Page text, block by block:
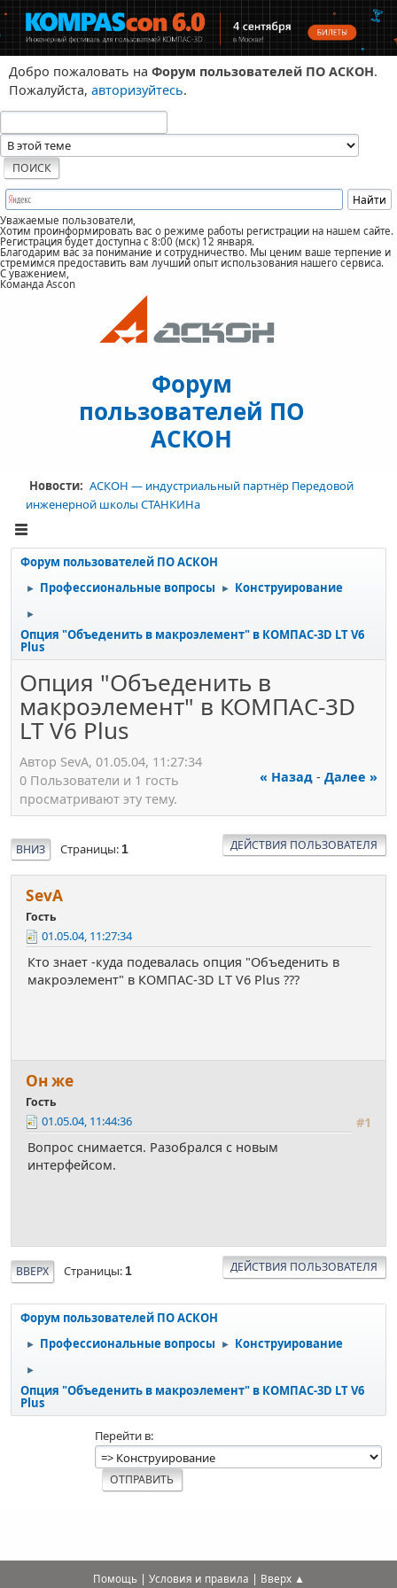
Добро пожаловать на Форум пользователей ПО АСКОН.
Пожалуйста, авторизуйтесь.
Уважаемые пользователи,
Хотим проинформировать вас о режиме работы регистрации на нашем сайте.
Регистрация будет доступна с 8:00 (мск) 12 января.
Благодарим вас за понимание и сотрудничество. Мы ценим ваше терпение и
стремимся предоставить вам лучший опыт использования нашего сервиса.
С уважением,
Команда Ascon
Форум
пользователей ПО
АСКОН
Новости: АСКОН — индустриальный партнёр Передовой
инженерной школы СТАНКИНа
Форум пользователей ПО АСКОН
► Профессиональные вопросы ► Конструирование
►
Опция "Объеденить в макроэлемент" в КОМПАС-3D LT V6
Plus
Опция "Объеденить в
макроэлемент" в КОМПАС-3D
LT V6 Plus
Автор SevА, 01.05.04, 11:27:34
« Назад - Далее »
0 Пользователи и 1 гость
просматривают эту тему.
ВНИЗ Страницы 1 ДЕЙСТВИЯ ПОЛЬЗОВАТЕЛЯ
SevА
Гость
01.05.04, 11:27:34
Кто знает -куда подевалась опция "Объеденить в
макроэлемент" в КОМПАС-3D LT V6 Plus ???
Он же
Гость
#1
01.05.04, 11:44:36
Вопрос снимается. Разобрался с новым
интерфейсом.
ВВЕРХ Страницы 1 ДЕЙСТВИЯ ПОЛЬЗОВАТЕЛЯ
Форум пользователей ПО АСКОН
► Профессиональные вопросы ► Конструирование
►
Опция "Объеденить в макроэлемент" в КОМПАС-3D LT V6
Plus
Перейти в
Помощь| Условия и правила | Вверх ▲